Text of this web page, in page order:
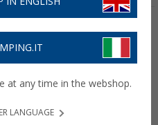
-15%
at any time in the webshop.
LANGUAGE